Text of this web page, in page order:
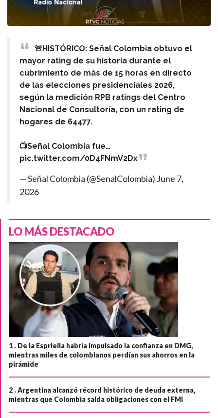
🚨HISTÓRICO: Señal Colombia obtuvo el
mayor rating de su historia durante el
cubrimiento de más de 15 horas en directo
de las elecciones presidenciales 2026,
según la medición RPB ratings del Centro
Nacional de Consultoría, con un rating de
hogares de 64477.
📺Señal Colombia fue…
pic.twitter.com/0D4FNmV2Dx
— Señal Colombia (@SenalColombia) June 7,
2026
LO MÁS DESTACADO
1 . De la Espriella habría impulsado la confianza en DMG,
mientras miles de colombianos perdían sus ahorros en la
pirámide
2 .Argentina alcanzó récord histórico de deuda externa,
mientras que Colombia salda obligaciones con el FMI